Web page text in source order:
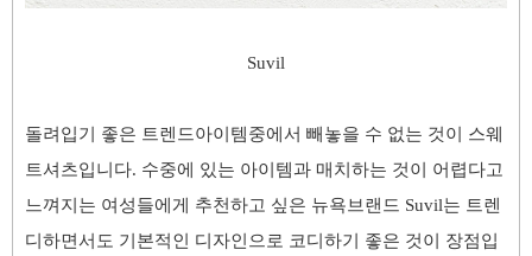
Suvil
돌려입기 좋은 트렌드아이템중에서 빼놓을 수 없는 것이 스웨
트셔츠입니다. 수중에 있는 아이템과 매치하는 것이 어렵다고
느껴지는 여성들에게 추천하고 싶은 뉴욕브랜드 Suvil는 트렌
디하면서도 기본적인 디자인으로 코디하기 좋은 것이 장점입